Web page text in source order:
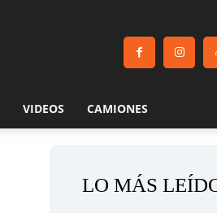
VIDEOS CAMIONES
LO MÁS